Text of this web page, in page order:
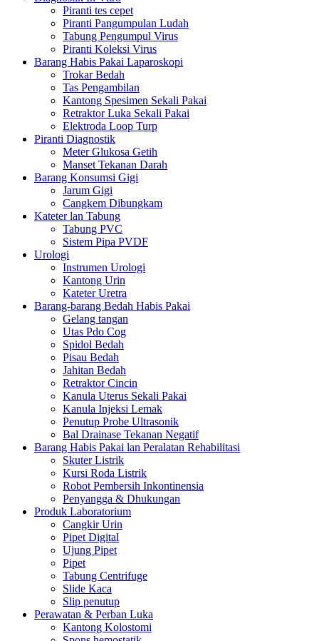
Piranti tes cepet
Piranti Pangumpulan Ludah
Tabung Pengumpul Virus
Piranti Koleksi Virus
Barang Habis Pakai Laparoskopi
Trokar Bedah
Tas Pengambilan
Kantong Spesimen Sekali Pakai
Retraktor Luka Sekali Pakai
Elektroda Loop Turp
Piranti Diagnostik
Meter Glukosa Getih
Manset Tekanan Darah
Barang Konsumsi Gigi
Jarum Gigi
Cangkem Dibungkam
Kateter lan Tabung
Tabung PVC
Sistem Pipa PVDF
Urologi
Instrumen Urologi
Kantong Urin
Kateter Uretra
Barang-barang Bedah Habis Pakai
Gelang tangan
Utas Pdo Cog
Spidol Bedah
Pisau Bedah
Jahitan Bedah
Retraktor Cincin
Kanula Uterus Sekali Pakai
Kanula Injeksi Lemak
Penutup Probe Ultrasonik
Bal Drainase Tekanan Negatif
Barang Habis Pakai lan Peralatan Rehabilitasi
Skuter Listrik
Kursi Roda Listrik
Robot Pembersih Inkontinensia
Penyangga & Dhukungan
Produk Laboratorium
Cangkir Urin
Pipet Digital
Ujung Pipet
Pipet
Tabung Centrifuge
Slide Kaca
Slip penutup
Perawatan & Perban Luka
Kantong Kolostomi